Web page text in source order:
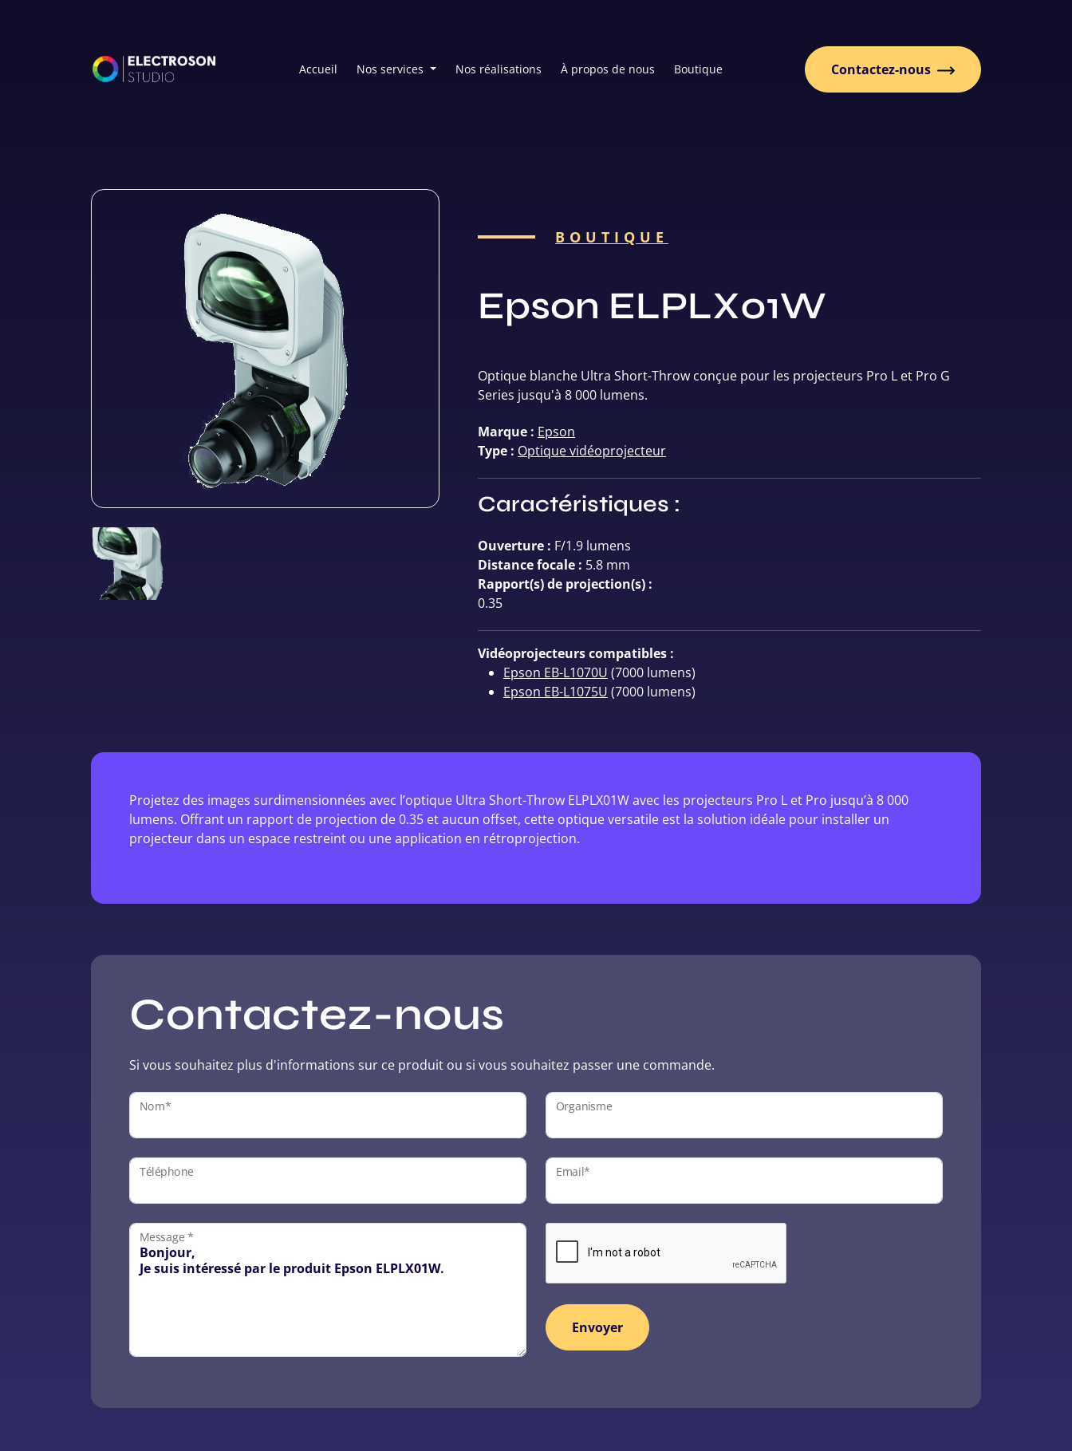
Accueil Nos services Nos réalisations À propos de nous Boutique Contactez-nous
BOUTIQUE
Epson ELPLX01W
Optique blanche Ultra Short-Throw conçue pour les projecteurs Pro L et Pro G
Series jusqu'à 8 000 lumens.
Marque : Epson
Type : Optique vidéoprojecteur
Caractéristiques :
Ouverture : F/1.9 lumens
Distance focale : 5.8 mm
Rapport(s) de projection(s) :
0.35
Vidéoprojecteurs compatibles :
Epson EB-L1070U (7000 lumens)
Epson EB-L1075U (7000 lumens)
Projetez des images surdimensionnées avec l’optique Ultra Short-Throw ELPLX01W avec les projecteurs Pro L et Pro jusqu’à 8 000
lumens. Offrant un rapport de projection de 0.35 et aucun offset, cette optique versatile est la solution idéale pour installer un
projecteur dans un espace restreint ou une application en rétroprojection.
Contactez-nous
Si vous souhaitez plus d'informations sur ce produit ou si vous souhaitez passer une commande.
Nom* Organisme
Téléphone Email*
Message *